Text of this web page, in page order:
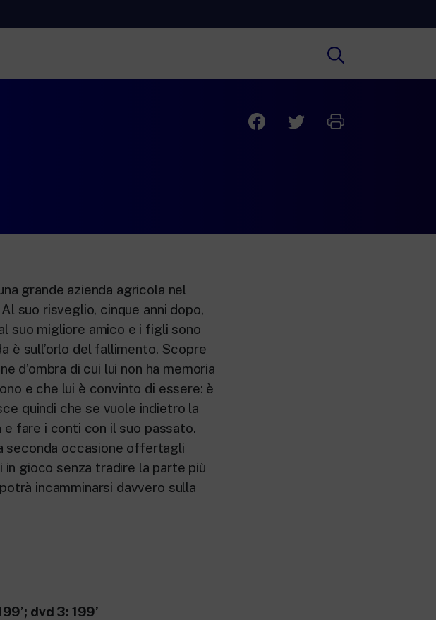
Approfondimenti culturali su Arte,
Letteratura, Storia e molto altro.
grande azienda agricola nel
suo risveglio, cinque anni dopo,
suo migliore amico e i figli sono
è sull’orlo del fallimento. Scopre
d’ombra di cui lui non ha memoria
e che lui è convinto di essere: è
quindi che se vuole indietro la
fare i conti con il suo passato.
seconda occasione offertagli
gioco senza tradire la parte più
incamminarsi davvero sulla
dvd 3: 199’